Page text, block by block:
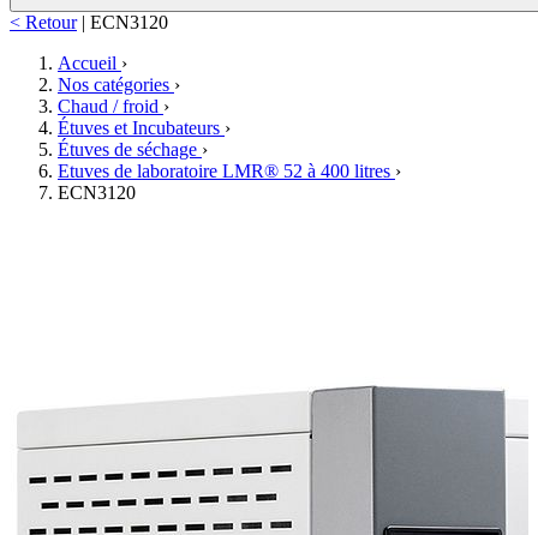
< Retour | ECN3120
Accueil ›
Nos catégories ›
Chaud / froid ›
Étuves et Incubateurs ›
Étuves de séchage ›
Etuves de laboratoire LMR® 52 à 400 litres ›
ECN3120